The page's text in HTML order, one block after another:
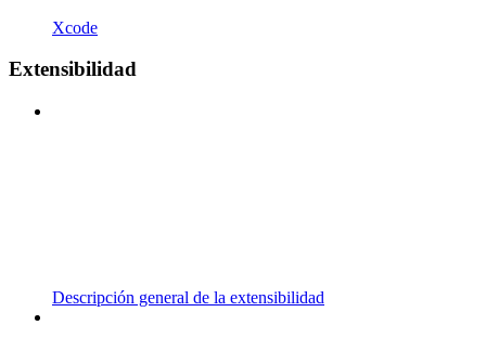
Xcode
Extensibilidad
Descripción general de la extensibilidad